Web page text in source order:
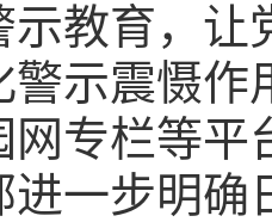
示教育，
警示震慑作
网专栏等
进一步明